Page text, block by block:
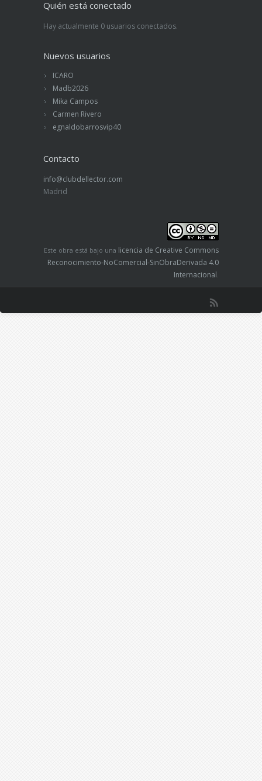
Quién está conectado
Hay actualmente 0 usuarios conectados.
Nuevos usuarios
ICARO
Madb2026
Mika Campos
Carmen Rivero
egnaldobarrosvip40
Contacto
info@clubdellector.com
Madrid
Este obra está bajo una licencia de Creative Commons
Reconocimiento-NoComercial-SinObraDerivada 4.0
Internacional